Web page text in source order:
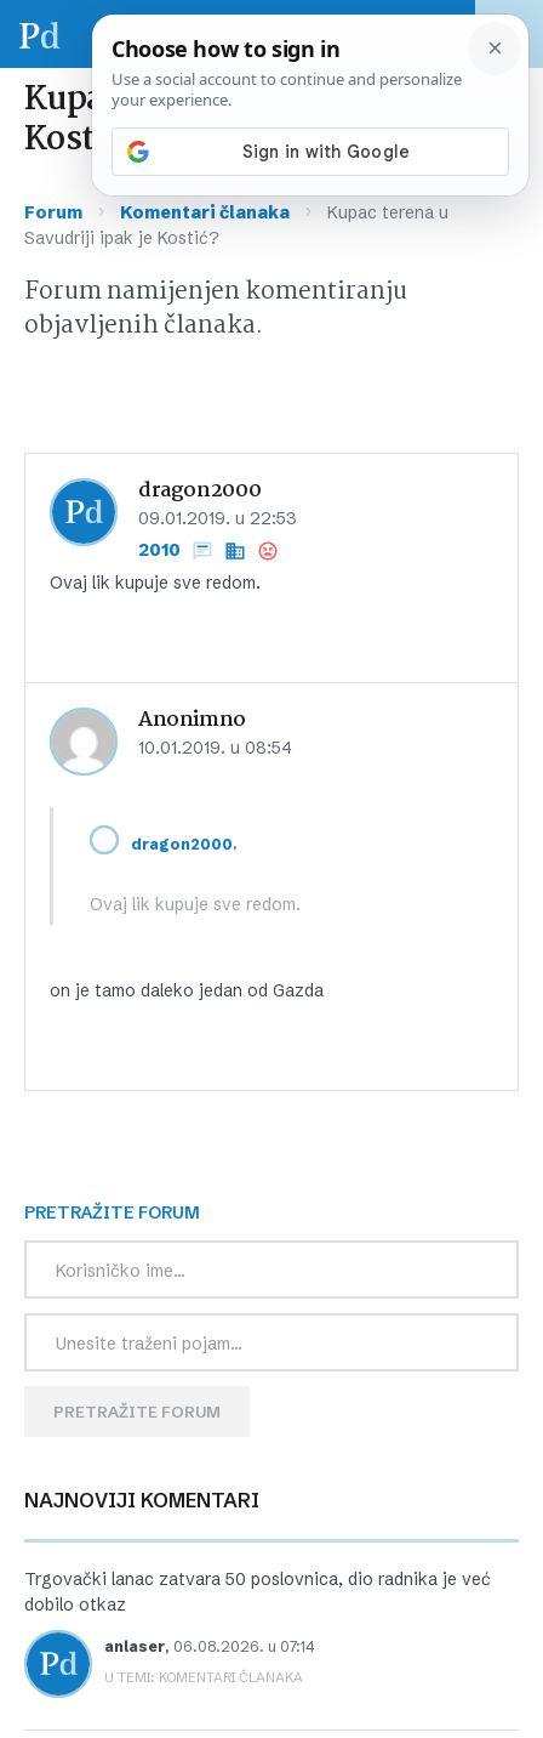
Kupac terena u Savudriji ipak je
Kostić?
Forum › Komentari članaka ›
Kupac terena u
Savudriji ipak je Kostić?
Forum namijenjen komentiranju
objavljenih članaka.
dragon2000
09.01.2019. u 22:53
2010
Ovaj lik kupuje sve redom.
Anonimno
10.01.2019. u 08:54
dragon2000,
Ovaj lik kupuje sve redom.
on je tamo daleko jedan od Gazda
PRETRAŽITE FORUM
PRETRAŽITE FORUM
NAJNOVIJI KOMENTARI
Trgovački lanac zatvara 50 poslovnica, dio radnika je već
dobilo otkaz
anlaser, 06.08.2026. u 07:14
U TEMI: KOMENTARI ČLANAKA